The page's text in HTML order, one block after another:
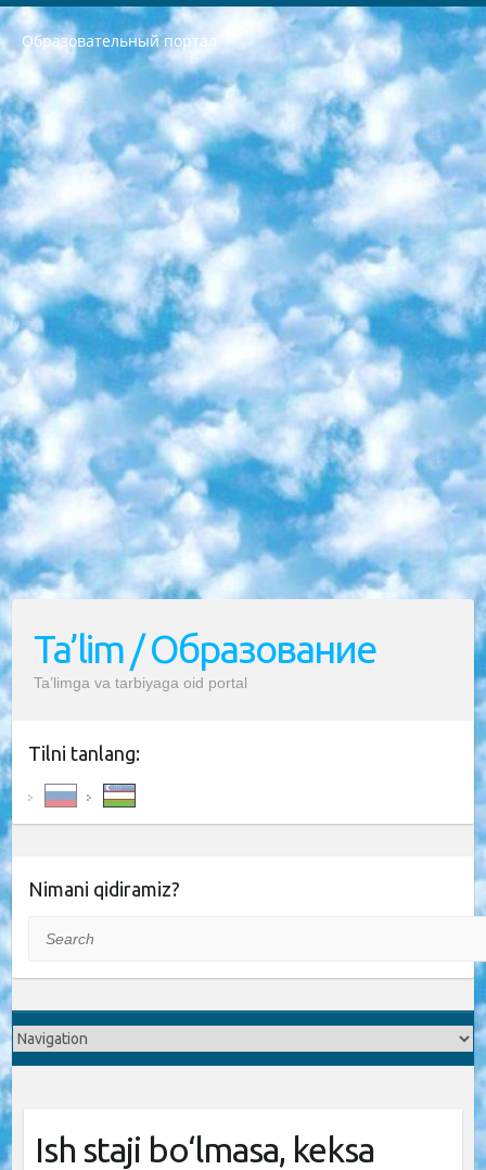
Образовательный портал
РЕСПУБЛИКА УЗБЕКИСТАН МИНИСТРЕРСТВО ДОШКОЛЬНОГО И ШКОЛЬНОГО ОБРАЗОВАНИЯ КОМАНДА в общеобразовательных учреждениях в 2023-2024 учебном году организация и проведение итоговой государственной аттестации обучающихся о Министра дошкольного и школьного образования Республики Узбекистан от 4 марта 2008 года (постановлением Минюста от 20 марта 2008 года № 1778 государственной регистрации) «Итоговое состояние учащихся общего среднего образования на основании положения об утверждении положения об аттестации общего среднего образования выпускной экзамен студентов в образовательных учреждениях в 2023-2024 учебном году В целях организации и прохождения аттестации приказываю: 1. Следующее: перечень предметов, по которым будет проводиться итоговая государственная аттестация и экзамен формы перевода согласно приложению 1; сертификаты международного образца, оценивающие уровень владения иностранными языками перечень согласно приложению 2; 2. Педагогический при специализированных образовательных учреждениях. научно-практический центр квалификации и международной оценки (Д.Давидова) 2024 г. До 25 марта: задания по предметам, по которым будет проводиться итоговая аттестация разработка и утверждение технических условий; итоговая аттестация на основании разработанного предметного задания разработка вопросов по предметам (устно и письменно), экзамен передача; общеобразовательные средние школы и специальные учебные заведения учащиеся выпускных классов школ и интернатов в агентской системе подготовка базы данных экзаменационных материалов и критериев оценки; перевод базы экзаменационных материалов на все языки обучения подать в Республиканский образовательный центр для изготовления; варианты экзаменов на основе разработанных контрольных материалов пусть будут поставлены задачи формирования. 3. Республиканский образовательный центр (Ш.Худайкулов) до 5 апреля 2024 года. до: база данных предоставленных экзаменационных материалов на все языки обучения перевод и экспертиза; для слепых, слабовидящих, глухих, слабослышащих и умственно отсталых детей учащиеся выпускных классов специализированных школ и школ-интернатов база данных экзаменационных материалов на всех преподаваемых языках подготовка критериев оценки; специализированные школы для умственно отсталых детей и технологии для учащихся выпускных классов школ-интернатов разработка соответствующих рекомендаций и критериев проведения ЕГЭ по естествознанию давать задания. 4. Педагогический при специализированных образовательных учреждениях. Научно-практический центр навыков и международной оценки (Д.Давидова), Республика образовательный центр (Худайкулов Ш.) итоговый государственный аттестационный экзамен ориентирован на творческое и логическое мышление при подготовке базы материалов учитывать введение заданий. 5. Следует отметить, что: сертификат государственного образца о знании общеобразовательного предмета и как минимум национальный уровень B1 по предметам на иностранных языках, указанным в Приложении 2. или международно признанный сертификат эквивалентного уровня студенты, изучающие определенный предмет, освобождаются от экзамена; по соответствующим предметам запланирована итоговая государственная аттестация за день до дня, путем жеребьевки Рабочей группой (в письменной форме по предметам, проводимым в форме) из числа сформированных вариантов выбрано 2 варианта; 2 выбранных варианта экзамена анонсированы на официальном сайте министерства и все выпускники по всей стране на основе этих вариантов проводит итоговую государственную аттестацию. 6. Государственное образование учащихся средних общеобразовательных учреждений. знания в соответствии с квалификационными требованиями, которые необходимо приобрести на основании стандартов итоговый (выпускной) контроль для 9 и 11 классов в целях тестирования Экзамены (далее – экзамены) состоят из предметов, перечисленных в приложении 1. будет сделано. 7. Экзамены пройдут с 26 мая по 15 июня 2024 г. (кроме науки физического воспитания). 8. Физическая для учащихся 9 классов общесредних образовательных учреждений. Экзамены по предмету «Образование, квалификация медицина» 1-6 мая 2024 года. сотрудники перевести под присмотр (с отклонениями в физическом или умственном развитии) специализированная школа для детей, школы-интернаты и со сколиозом школы-интернаты санаторного типа для больных детей исключены). 9. Он был слепым, слабовидящим и имел нарушения опорно-двигательного аппарата. экзамены в специализированных школах и интернатах для детей должны проводиться исходя из требований, предъявляемых к общеобразовательным учреждениям (физкультура кроме науки). 10. Специализированная школа для глухих и слабослышащих детей. и экзамены в интернатах и быть реализован в виде письменного теста по математике. 11. Специальность для умственно отсталых детей. Для 9 класса Родной язык и литературное письмо Государственный язык (язык обучения – узбекский). для неклассов) написано Математическое письмо Письменная/устная история Узбекистана Физическое воспитание практично Итоговый контроль Для 11 класса Написание родного языка и литературы (эссе) Математическое письмо Узбекский язык (обучение на узбекском языке) не посещающее общее среднее образование для учреждений)/Образовательное учреждение выбор письменный и устный Иностранный язык письменный/устный Письменная/устная история Узбекистана *По выбору студента:  Химия  Физика  Основы государственного права  География 10 бесплатных образовательных ресурсов - Мы составили подборку онлайн-проектов с интерактивными упражнениями, видеолекциями и статьями. Они помогут вам обрести новые и освежить старые знания бесплатно. 1. «ИНТУИТ» Старейшая образовательная площадка Рунета. Здесь вы найдёте сотни текстовых и видеокурсов на десятки различных тем — от программирования до психологии. Многие курсы подготовлены российскими университетами и крупными международными компаниями вроде Intel и Microsoft. Самостоятельное обучение бесплатное, но желающие могут оплатить услуги персональных наставников. 2. «Смартия» знакомит с актуальными профессиями и подсказывает, как им обучаться. Выбрав заинтересовавшую вас специальность — SMM-специалист, фотограф, веб-дизайнер или другую, — увидите список необходимых для неё умений. Чтобы вы могли освоить их самостоятельно, для каждого умения площадка отображает подборку ссылок на учебные материалы. Хотя «Смартия» ориентируется на русскоязычную аудиторию, часть контента всё же доступна только на английском. 3. «Лекторий Физтеха» Проект Московского физико-технического института (Физтеха). С его помощью вы можете смотреть онлайн серии лекций, записанные на видео в этом вузе. В числе доступных предметов — физика, биология, химия, информационные технологии и другие. К некоторым лекциям администрация ресурса прилагает готовые конспекты, которые можно скачивать в PDF-формате. 4. ITMOcourses Онлайн-площадка Санкт-Петербургского национального исследовательского университета информационных технологий, механики и оптики (ИТМО). Ресурс предоставляет свободный доступ к курсам, разработанным в этом вузе. Каталог материалов разбит на четыре категории: «Оптические системы и технологии», «Приборостроение и робототехника», «Информационные технологии» и «Биотехнологии». Курсы состоят из видеолекций, интерактивных демонстраций и заданий. 5. «КиберЛенинка» Электронная научная библиотека открытого доступа. Каталог площадки регулярно обрастает текстами статей из различных научных изданий. Сгруппированные по журналам и рубрикам публикации можно читать онлайн или скачивать целиком в PDF-формате. Проект нацелен на популяризацию науки за счёт открытого доступа к качественной информации. 6. «ПостНаука» На этом ресурсе публикуют подборки видеолекций, составленные экспертами из разных отраслей и объединённые общими темами. Среди них, к примеру, есть серии «Биоинформатика и геномика», «Культура средневековой Скандинавии» и Cinema Studies о теории кино. Каждая подборка лекций — логически связанная история, рассказанная экспертом от первого лица. Кроме того, на сайте появляются научно-образовательные статьи и тесты на разные темы. 7. «Newочём» Команда проекта «Newочём» отбирает самые интересные тексты из англоязычных СМИ и переводит те из них, за которые голосуют участники сообщества «ВКонтакте». По большей части это научно-популярные статьи. Редакторы придумывают лишь заголовки, в остальном содержание переводов соответствует оригиналам. Полные тексты можно читать прямо в социальной сети. 8. InternetUrok Онлайн-база материалов по основным дисциплинам школьной программы. Информация на сайте структурирована по классам, предметам и темам (урокам). Каждый урок состоит из видеолекций и конспектов. Есть также интерактивные тренажёры и тесты для закрепления пройденного материала. Даже если вы давно окончили школу, возможность повторить программу старших классов всегда может пригодиться. 9. Edutainme Ещё один ресурс об образовании. В отличие от Newtonew, как мне кажется, Edutainme больше ориентируется на представителей индустрии: педагогов, предпринимателей, разработчиков образовательных проектов. Но и любой, кто просто стремится к саморазвитию, найдёт на сайте много полезного и интересного для себя. Например, информацию о новых курсах и образовательных сервисах. 10. Newtonew Онлайн-медиа об образовании и обучении в широком смысле. Авторы Newtonew пишут об инструментах, заведениях, тактиках и стратегиях, которые помогают учить других и получать новые знания самостоятельно. На этой площадке вы найдёте новости, обзоры, аналитические мат
Ta’lim / Образование
Ta’limga va tarbiyaga oid portal
Tilni tanlang:
Nimani qidiramiz?
Ish staji bo‘lmasa, keksa